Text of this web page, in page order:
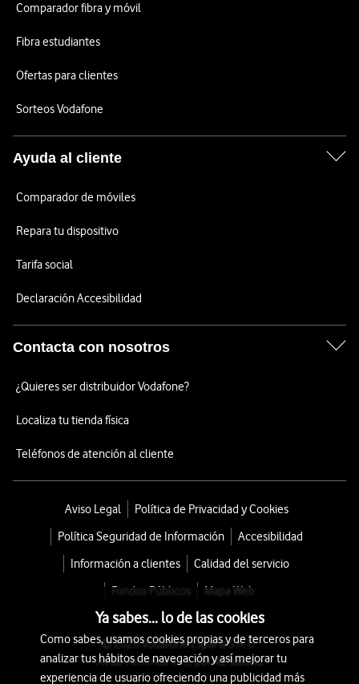
Comparador fibra y móvil
Fibra estudiantes
Ofertas para clientes
Sorteos Vodafone
Ayuda al cliente
Comparador de móviles
Repara tu dispositivo
Tarifa social
Declaración Accesibilidad
Contacta con nosotros
¿Quieres ser distribuidor Vodafone?
Localiza tu tienda física
Teléfonos de atención al cliente
Aviso Legal
Política de Privacidad y Cookies
Política Seguridad de Información
Accesibilidad
Información a clientes
Calidad del servicio
Fondos Públicos
Mapa Web
© 2026 Vodafone España S.A.U.
Avda. América 115, 28042 Madrid
Ya sabes... lo de las cookies
Como sabes, usamos cookies propias y de terceros para
analizar tus hábitos de navegación y así mejorar tu
experiencia de usuario ofreciendo una publicidad más